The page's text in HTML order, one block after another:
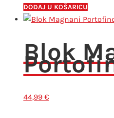
DODAJ U KOŠARICU
Blok
44,99 €